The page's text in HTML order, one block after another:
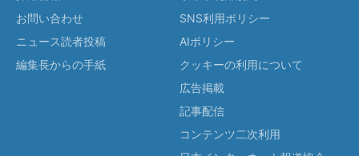
お問い合わせ
ニュース読者投稿
編集長からの手紙
SNS利用ポリシー
AIポリシー
クッキーの利用について
広告掲載
記事配信
コンテンツ二次利用